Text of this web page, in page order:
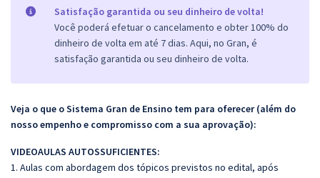
Satisfação garantida ou seu dinheiro de volta!
Você poderá efetuar o cancelamento e obter 100% do
dinheiro de volta em até 7 dias. Aqui, no Gran, é
satisfação garantida ou seu dinheiro de volta.
Veja o que o Sistema Gran de Ensino tem para oferecer (além do
nosso empenho e compromisso com a sua aprovação):
VIDEOAULAS AUTOSSUFICIENTES:
1. Aulas com abordagem dos tópicos previstos no edital, após